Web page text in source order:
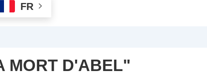
FR
MORT D'ABEL"